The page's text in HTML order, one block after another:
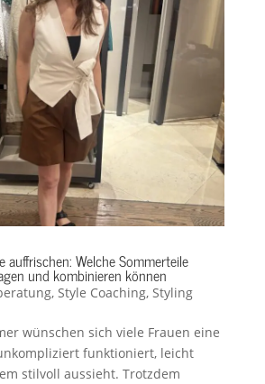
auffrischen: Welche Sommerteile
und kombinieren können
, Style Coaching, Styling
wünschen sich viele Frauen eine
funktioniert, leicht
stilvoll aussieht. Trotzdem